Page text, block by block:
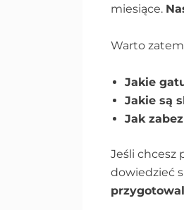
miesiące.
Warto
Jakie
Jakie są
Jak
Jeśli chcesz
dowiedzieć